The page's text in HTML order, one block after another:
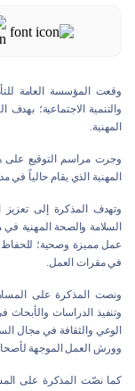
وقعت المؤسسة العامة
والتنمية الاجتماعية؛
المهنية.
وجرت مراسم التوقيع على
المهنية الذي يقام حالياً في
وتهدف المذكرة إلى
السلامة والصحة المهنية
عمل مميزة وصحية؛ للحفاظ
في مقرات العمل.
ونصت المذكرة على
وتنفيذ الدراسات
الوعي والثقافة في مجال
وورش العمل الموجهة
كما نصّت المذكرة على